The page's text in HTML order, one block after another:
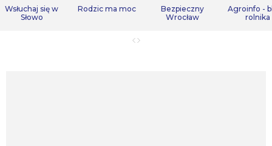
Wsłuchaj się w
Słowo
Rodzic ma moc
Bezpieczny
Wrocław
Agroinfo -
rolnika